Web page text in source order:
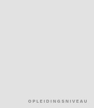
OPLEIDINGSNIVEAU